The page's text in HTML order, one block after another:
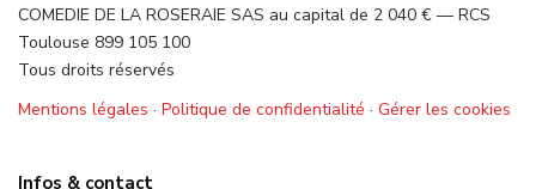
COMEDIE DE LA ROSERAIE SAS au capital de 2 040 € — RCS
Toulouse 899 105 100
Tous droits réservés
Mentions légales · Politique de confidentialité · Gérer les cookies
Infos & contact